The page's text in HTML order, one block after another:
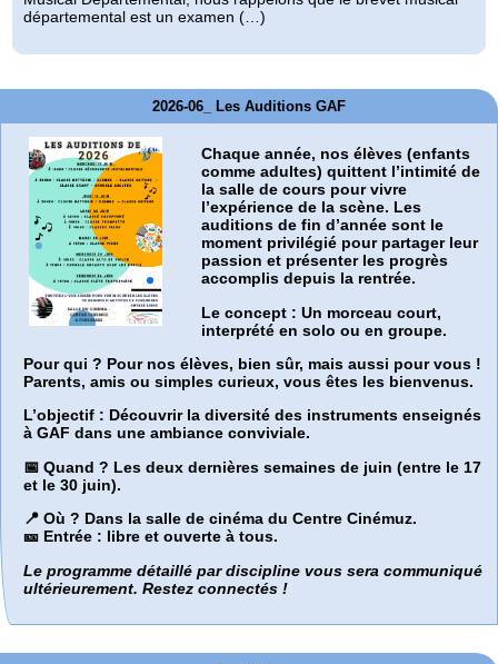
départemental est un examen (…)
2026-06_ Les Auditions GAF
Chaque année, nos élèves (enfants
comme adultes) quittent l’intimité de
la salle de cours pour vivre
l’expérience de la scène. Les
auditions de fin d’année sont le
moment privilégié pour partager leur
passion et présenter les progrès
accomplis depuis la rentrée.
Le concept : Un morceau court,
interprété en solo ou en groupe.
Pour qui ? Pour nos élèves, bien sûr, mais aussi pour vous !
Parents, amis ou simples curieux, vous êtes les bienvenus.
L’objectif : Découvrir la diversité des instruments enseignés
à GAF dans une ambiance conviviale.
📅 Quand ? Les deux dernières semaines de juin (entre le 17
et le 30 juin).
📍 Où ? Dans la salle de cinéma du Centre Cinémuz.
🎫 Entrée : libre et ouverte à tous.
Le programme détaillé par discipline vous sera communiqué
ultérieurement. Restez connectés !